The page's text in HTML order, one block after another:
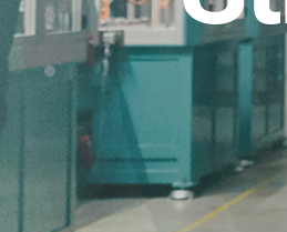
NEO CEE:
effizient in